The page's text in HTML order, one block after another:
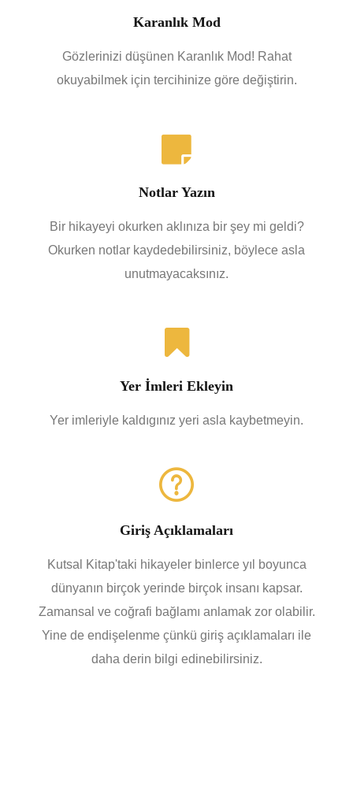
Karanlık Mod
Gözlerinizi düşünen Karanlık Mod! Rahat
okuyabilmek için tercihinize göre değiştirin.
Notlar Yazın
Bir hikayeyi okurken aklınıza bir şey mi geldi?
Okurken notlar kaydedebilirsiniz, böylece asla
unutmayacaksınız.
Yer İmleri Ekleyin
Yer imleriyle kaldıgınız yeri asla kaybetmeyin.
Giriş Açıklamaları
Kutsal Kitap'taki hikayeler binlerce yıl boyunca
dünyanın birçok yerinde birçok insanı kapsar.
Zamansal ve coğrafi bağlamı anlamak zor olabilir.
Yine de endişelenme çünkü giriş açıklamaları ile
daha derin bilgi edinebilirsiniz.